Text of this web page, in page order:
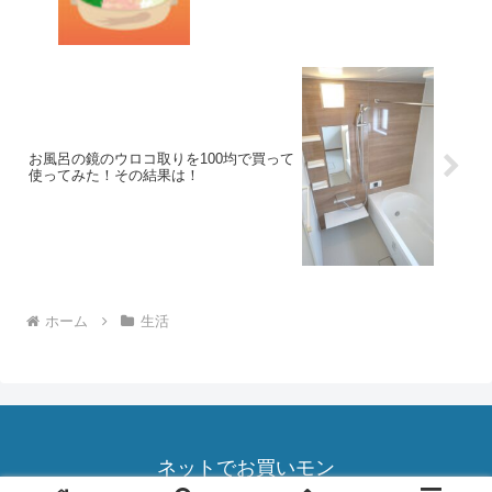
お風呂の鏡のウロコ取りを100均で買って
使ってみた！その結果は！
ホーム 生活
ネットでお買いモン